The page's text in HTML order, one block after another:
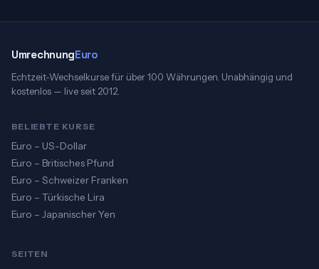
UmrechnungEuro
Echtzeit-Wechselkurse für über 100 Währungen. Unabhängig und
kostenlos — live seit 2012.
BELIEBTE KURSE
Euro – US-Dollar
Euro – Britisches Pfund
Euro – Schweizer Franken
Euro – Türkische Lira
Euro – Japanischer Yen
SEITEN